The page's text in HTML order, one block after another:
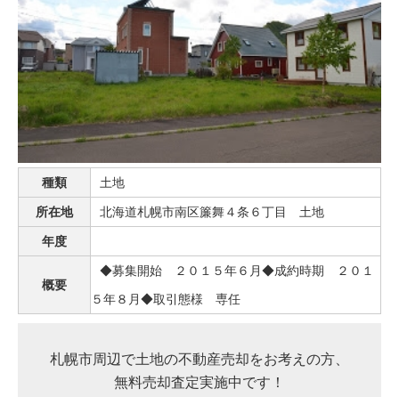
早く
売りたい
高く 秘密に
住み続けたい
スタッフ紹介
お問い合わせ
種類 土地
所在地 北海道札幌市南区簾舞４条６丁目 土地
年度
概要
◆募集開始 ２０１５年６月◆成約時期 ２０１
５年８月◆取引態様 専任
札幌市周辺で土地の不動産売却をお考えの方、
無料売却査定実施中です！